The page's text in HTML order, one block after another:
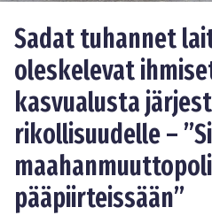
Sadat tuhannet
oleskelevat
kasvualusta
rikollisuudelle –
pääpiirteissään”